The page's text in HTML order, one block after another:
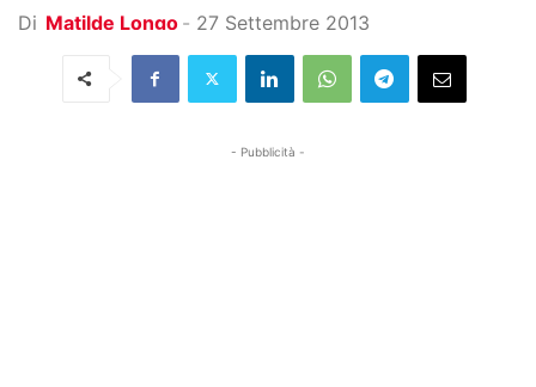
Di Matilde Longo - 27 Settembre 2013
- Pubblicità -